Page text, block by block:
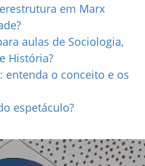
em Marx
aulas de Sociologia,
História?
entenda o conceito e os
espetáculo?